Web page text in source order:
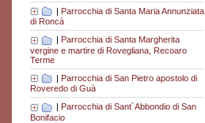
| Parrocchia di Santa Maria Annunziata
di Roncà
Parrocchia di Santa Margherita
vergine e martire di Rovegliana, Recoaro
Terme
| Parrocchia di San Pietro apostolo di
Roveredo di Guà
Parrocchia di Sant´Abbondio di San
Bonifacio